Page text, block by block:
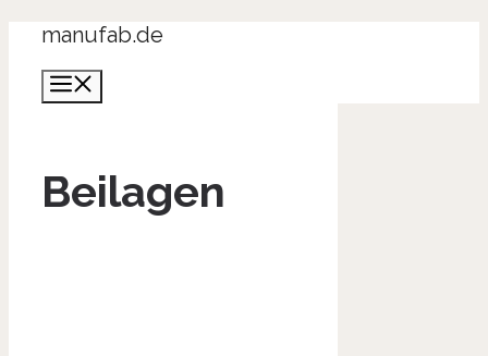
Zum
springen
manufab.de
Beilagen